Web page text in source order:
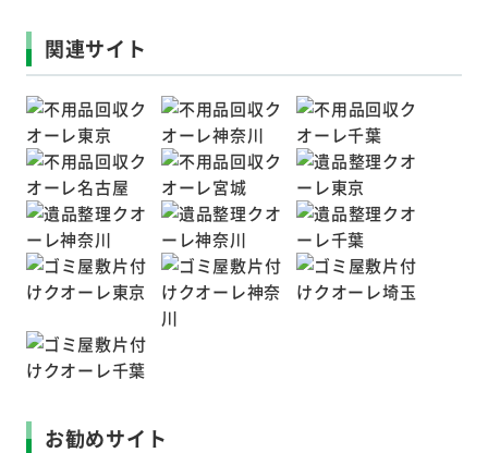
関連サイト
お勧めサイト